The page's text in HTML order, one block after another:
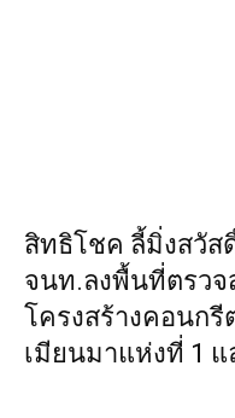
สิทธิโชค ลี้มิ่งสวัส
จนท.ลงพื้นที่ตรวจ
โครงสร้างคอนก
เมียนมาแห่งที่ 1 แ